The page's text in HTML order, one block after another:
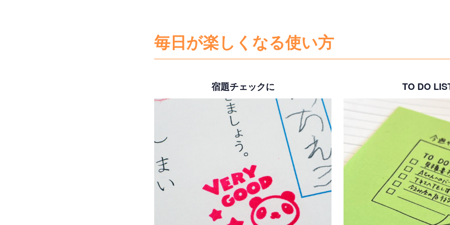
毎日が楽しくなる使い方
宿題チェックに TO DO